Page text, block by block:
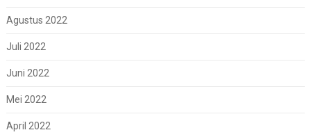
Agustus 2022
Juli 2022
Juni 2022
Mei 2022
April 2022